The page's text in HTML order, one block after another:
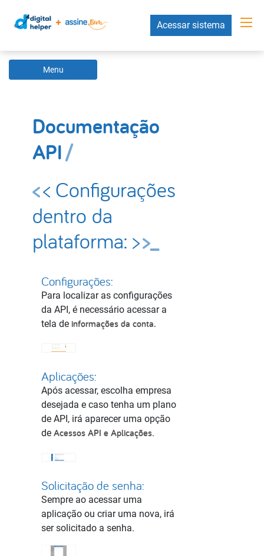
Acessar sistema
Menu
Documentação
API
< Configurações
dentro da
plataforma: >
Configurações:
Para localizar as configurações
da API, é necessário acessar a
tela de informações da conta.
Aplicações:
Após acessar, escolha empresa
desejada e caso tenha um plano
de API, irá aparecer uma opção
de Acessos API e Aplicações.
Solicitação de senha:
Sempre ao acessar uma
aplicação ou criar uma nova, irá
ser solicitado a senha.